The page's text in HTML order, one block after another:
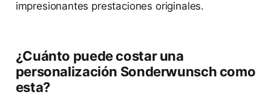
impresionantes prestaciones originales.
¿Cuánto puede costar una
personalización Sonderwunsch como
esta?